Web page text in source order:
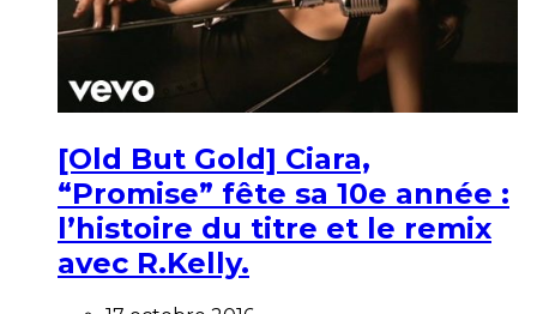
[Old But Gold] Ciara,
“Promise” fête sa 10e année :
l’histoire du titre et le remix
avec R.Kelly.